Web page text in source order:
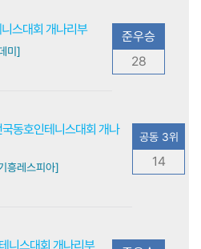
스대회 개나리부
미]
준우승
28
동호인테니스대회 개나
흥레스피아]
공동 3위
14
니스대회 개나리부